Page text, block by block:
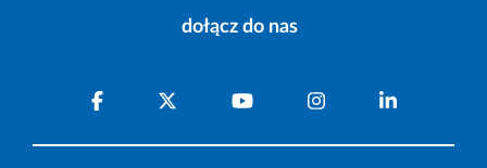
dołącz do nas